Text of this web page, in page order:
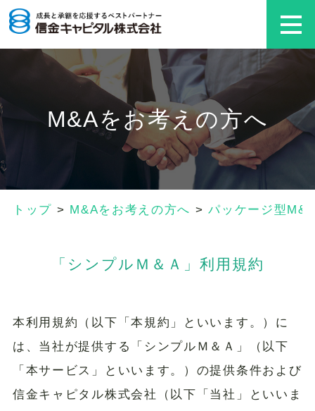
M&Aをお考えの方へ
トップ > M&Aをお考えの方へ >パッケージ型
「シンプルＭ＆Ａ」利用規約
本利用規約（以下「本規約」といいます。）に
は、当社が提供する「シンプルＭ＆Ａ」（以下
「本サービス」といいます。）の提供条件および
信金キャピタル株式会社（以下「当社」といいま